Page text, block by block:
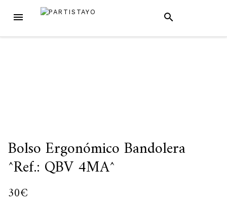
content
MENU SEARCH
Bolso Ergonómico Bandolera
^Ref.: QBV 4MA^
30€